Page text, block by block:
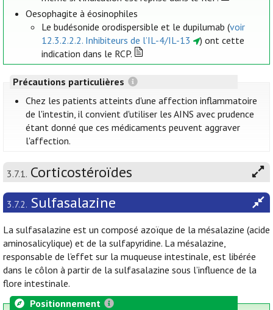
Oesophagite à éosinophiles
Le budésonide orodispersible et le dupilumab (voir
12.3.2.2.2. Inhibiteurs de l’IL-4/IL-13
) ont cette
indication dans le RCP.
Précautions particulières
Chez les patients atteints d'une affection inflammatoire
de l'intestin, il convient d'utiliser les AINS avec prudence
étant donné que ces médicaments peuvent aggraver
l'affection.
3.7.1. Corticostéroïdes
3.7.2. Sulfasalazine
La sulfasalazine est un composé azoïque de la mésalazine (acide
aminosalicylique) et de la sulfapyridine. La mésalazine,
responsable de l’effet sur la muqueuse intestinale, est libérée
dans le côlon à partir de la sulfasalazine sous l’influence de la
flore intestinale.
Positionnement